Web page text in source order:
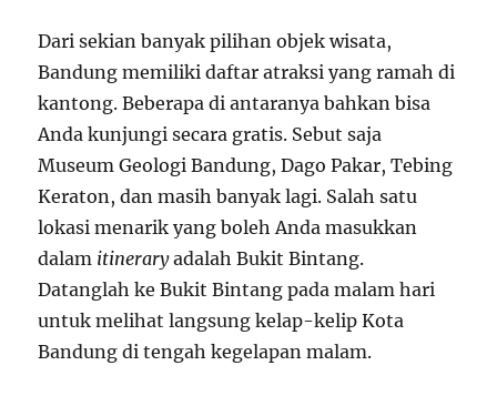
Dari sekian banyak pilihan objek wisata,
Bandung memiliki daftar atraksi yang ramah di
kantong. Beberapa di antaranya bahkan bisa
Anda kunjungi secara gratis. Sebut saja
Museum Geologi Bandung, Dago Pakar, Tebing
Keraton, dan masih banyak lagi. Salah satu
lokasi menarik yang boleh Anda masukkan
dalam itineraryadalah Bukit Bintang.
Datanglah ke Bukit Bintang pada malam hari
untuk melihat langsung kelap-kelip Kota
Bandung di tengah kegelapan malam.